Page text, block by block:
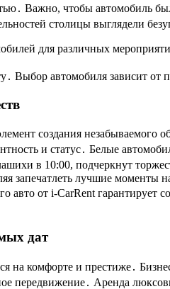
Важно, чтобы автомобиль
столицы выглядели
для различных
Выбор автомобиля зависит от
создания незабываемого
и статус․ Белые
в 10:00, подчеркнут
запечатлеть лучшие моменты
авто от i-CarRent гарантирует
дат
на комфорте и престиже․
передвижение․ Аренда